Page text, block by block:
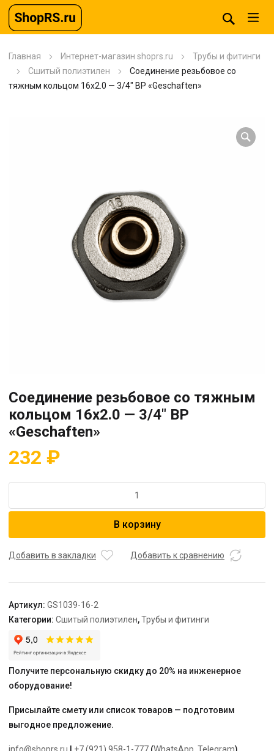
Главная Интернет-магазин shoprs.ru
Трубы и фитинги
Сшитый полиэтилен
Соединение резьбовое со
тяжным кольцом 16х2.0 — 3/4″ ВР «Geschaften»
Соединение резьбовое со тяжным
кольцом 16х2.0 — 3/4″ ВР
«Geschaften»
232 ₽
Соединение
тяжным
3/4"
ВР
"Geschaften"
В корзину
Добавить в закладки Добавить к сравнению
Артикул: GS1039-16-2
Категории: Сшитый полиэтилен,Трубы и фитинги
Получите персональную скидку до 20% на инженерное
оборудование!
Присылайте смету или список товаров — подготовим
выгодное предложение.